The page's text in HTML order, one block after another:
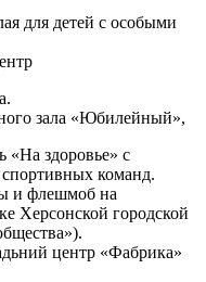
для детей с особыми
зала «Юбилейный»,
«На здоровье» с
спортивных команд.
и флешмоб на
Херсонской городской
центр «Фабрика»